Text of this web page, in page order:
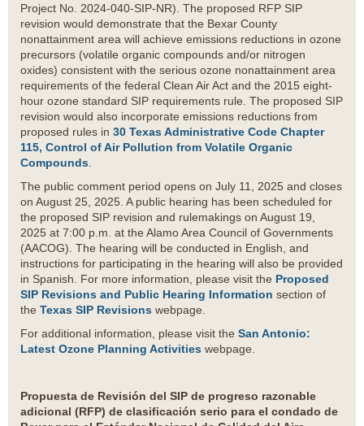
Project No. 2024-040-SIP-NR). The proposed RFP SIP
revision would demonstrate that the Bexar County
nonattainment area will achieve emissions reductions in ozone
precursors (volatile organic compounds and/or nitrogen
oxides) consistent with the serious ozone nonattainment area
requirements of the federal Clean Air Act and the 2015 eight-
hour ozone standard SIP requirements rule. The proposed SIP
revision would also incorporate emissions reductions from
proposed rules in 30 Texas Administrative Code Chapter
115, Control of Air Pollution from Volatile Organic
Compounds
The public comment period opens on July 11, 2025 and closes
on August 25, 2025. A public hearing has been scheduled for
the proposed SIP revision and rulemakings on August 19,
2025 at 7:00 p.m. at the Alamo Area Council of Governments
(AACOG). The hearing will be conducted in English, and
instructions for participating in the hearing will also be provided
in Spanish. For more information, please visit the Proposed
SIP Revisions and Public Hearing Information section of
the Texas SIP Revisions webpage.
For additional information, please visit the San Antonio:
Latest Ozone Planning Activities webpage.
Propuesta de Revisión del SIP de progreso razonable
adicional (RFP) de clasificación serio para el condado de